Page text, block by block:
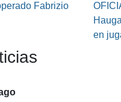
Fabrizio
en